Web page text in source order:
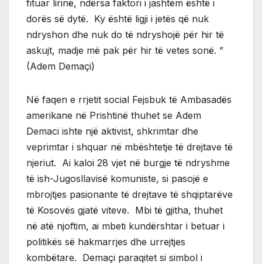
fituar lirinë, ndërsa faktori i jashtëm është i
dorës së dytë. Ky është ligji i jetës që nuk
ndryshon dhe nuk do të ndryshojë për hir të
askujt, madje më pak për hir të vetes sonë. ”
(Adem Demaçi)
Në faqen e rrjetit social Fejsbuk të Ambasadës
amerikane në Prishtinë thuhet se Adem
Demaci ishte një aktivist, shkrimtar dhe
veprimtar i shquar në mbështetje të drejtave të
njeriut. Ai kaloi 28 vjet në burgje të ndryshme
të ish-Jugosllavisë komuniste, si pasojë e
mbrojtjes pasionante të drejtave të shqiptarëve
të Kosovës gjatë viteve. Mbi të gjitha, thuhet
në atë njoftim, ai mbeti kundërshtar i betuar i
politikës së hakmarrjes dhe urrejtjes
kombëtare. Demaçi paraqitet si simbol i